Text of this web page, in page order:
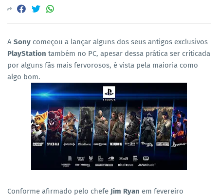
A Sony começou a lançar alguns dos seus antigos exclusivos
PlayStation também no PC, apesar dessa prática ser criticada
por alguns fãs mais fervorosos, é vista pela maioria como
algo bom.
Conforme afirmado pelo chefe Jim Ryan em fevereiro